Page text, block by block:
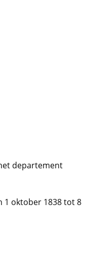
departement
1 oktober 1838 tot 8